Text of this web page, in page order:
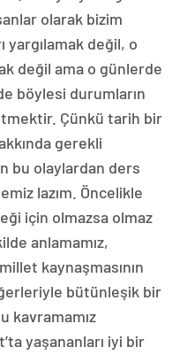
olarak bizim
yargılamak değil, o
değil ama o günlerde
böylesi durumların
Çünkü tarih bir
gerekli
bu olaylardan ders
lazım. Öncelikle
için olmazsa olmaz
anlamamız,
kaynaşmasının
bütünleşik bir
kavramamız
yaşananları iyi bir